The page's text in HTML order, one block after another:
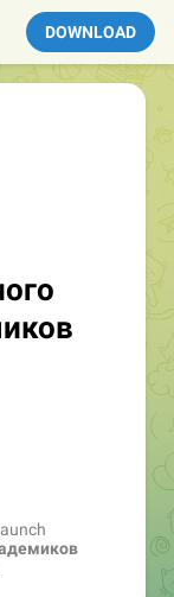
DOWNLOAD